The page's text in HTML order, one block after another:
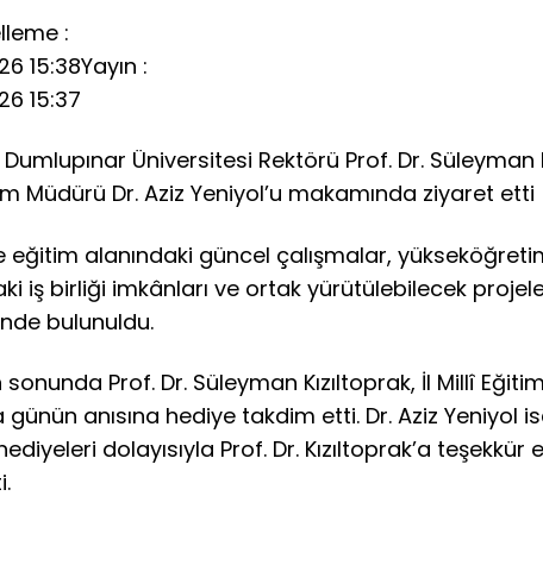
:
15:38Yayın :
15:37
Üniversitesi Rektörü Prof. Dr. Süleyman
Müdürü Dr. Aziz Yeniyol’u makamında ziyaret etti
eğitim alanındaki güncel çalışmalar,
iş birliği imkânları ve ortak yürütülebilecek
bulunuldu.
Prof. Dr. Süleyman Kızıltoprak, İl Millî
günün anısına hediye takdim etti. Dr. Aziz Yeniyol
dolayısıyla Prof. Dr. Kızıltoprak’a